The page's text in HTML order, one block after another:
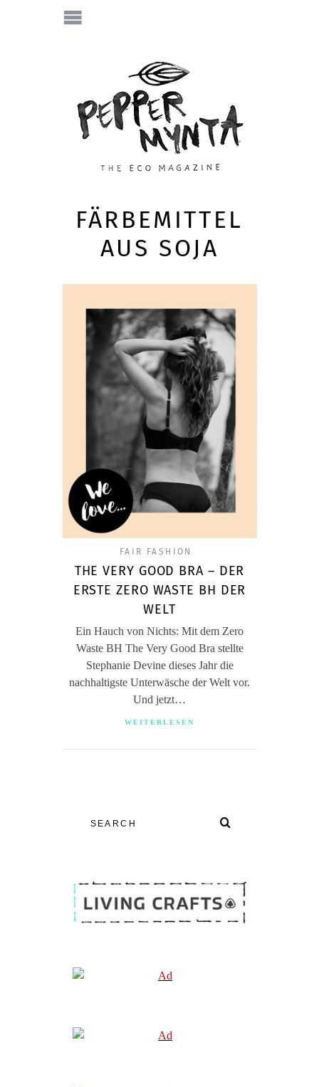
FÄRBEMITTEL
AUS SOJA
FAIR FASHION
THE VERY GOOD BRA – DER
ERSTE ZERO WASTE BH DER
WELT
Ein Hauch von Nichts: Mit dem Zero
Waste BH The Very Good Bra stellte
Stephanie Devine dieses Jahr die
nachhaltigste Unterwäsche der Welt vor.
Und jetzt…
WEITERLESEN